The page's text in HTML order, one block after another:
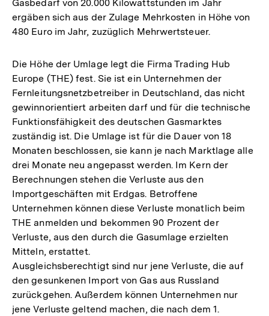
Gasbedarf von 20.000 Kilowattstunden im Jahr
ergäben sich aus der Zulage Mehrkosten in Höhe von
480 Euro im Jahr, zuzüglich Mehrwertsteuer.
Die Höhe der Umlage legt die Firma Trading Hub
Europe (THE) fest. Sie ist ein Unternehmen der
Fernleitungsnetzbetreiber in Deutschland, das nicht
gewinnorientiert arbeiten darf und für die technische
Funktionsfähigkeit des deutschen Gasmarktes
zuständig ist. Die Umlage ist für die Dauer von 18
Monaten beschlossen, sie kann je nach Marktlage alle
drei Monate neu angepasst werden. Im Kern der
Berechnungen stehen die Verluste aus den
Importgeschäften mit Erdgas. Betroffene
Unternehmen können diese Verluste monatlich beim
THE anmelden und bekommen 90 Prozent der
Verluste, aus den durch die Gasumlage erzielten
Mitteln, erstattet.
Ausgleichsberechtigt sind nur jene Verluste, die auf
den gesunkenen Import von Gas aus Russland
zurückgehen. Außerdem können Unternehmen nur
jene Verluste geltend machen, die nach dem 1.